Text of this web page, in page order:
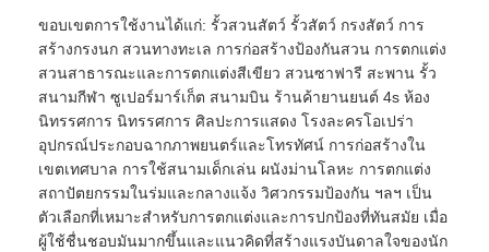
ขอบเขตการใช้งานได้แก่: รั้วสวนสัตว์ รั้วสัตว์ กรงสัตว์ การ
สร้างกรงนก สวนทางทะเล การก่อสร้างป้องกันสวน การตกแต่ง
สวนสาธารณะและการตกแต่งสีเขียว สวนซาฟารี สะพาน รั้ว
สนามกีฬา ซูเปอร์มาร์เก็ต สนามบิน ร้านค้ายานยนต์ 4s ห้อง
นิทรรศการ นิทรรศการ ศิลปะการแสดง โรงละครโอเปร่า
อุปกรณ์ประกอบฉากภาพยนตร์และโทรทัศน์ การก่อสร้างใน
เขตเทศบาล การใช้สนามเด็กเล่น ผนังม่านโลหะ การตกแต่ง
สถาปัตยกรรมในร่มและกลางแจ้ง วิศวกรรมป้องกัน ฯลฯ เป็น
ตัวเลือกที่เหมาะสำหรับการตกแต่งและการปกป้องที่ทันสมัย เมื่อ
ผู้ใช้ชื่นชอบมันมากขึ้นและแนวคิดที่สร้างแรงบันดาลใจของนัก